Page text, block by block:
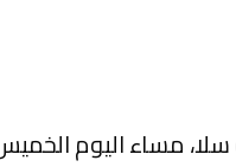
مساء اليوم